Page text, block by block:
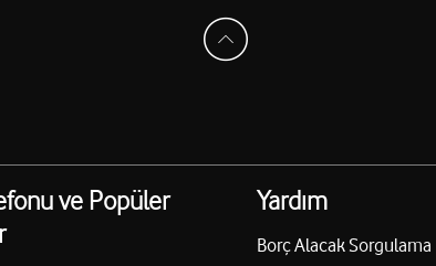
ve Popüler
Yardım
Borç Alacak Sorgulama